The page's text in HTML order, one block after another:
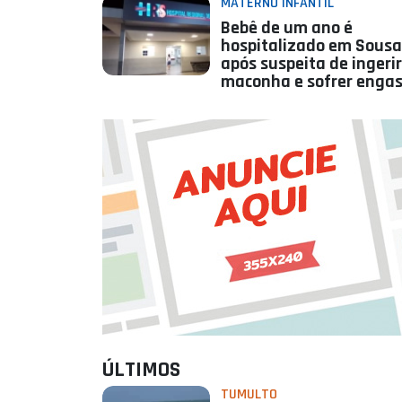
Bebê de um ano é
hospitalizado em Sousa
após suspeita de ingerir
maconha e sofrer
ÚLTIMOS
TUMULTO